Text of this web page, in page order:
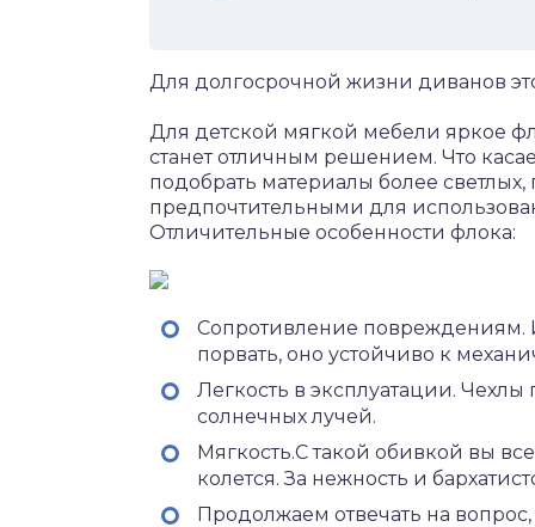
Для долгосрочной жизни диванов
Для детской мягкой мебели яркое
станет отличным решением. Что
подобрать материалы более
предпочтительными для
Отличительные особенности флока:
Сопротивление повреждениям.
порвать, оно устойчиво к
Легкость в эксплуатации.
солнечных лучей.
Мягкость.С такой обивкой вы
колется. За нежность и
Продолжаем отвечать на